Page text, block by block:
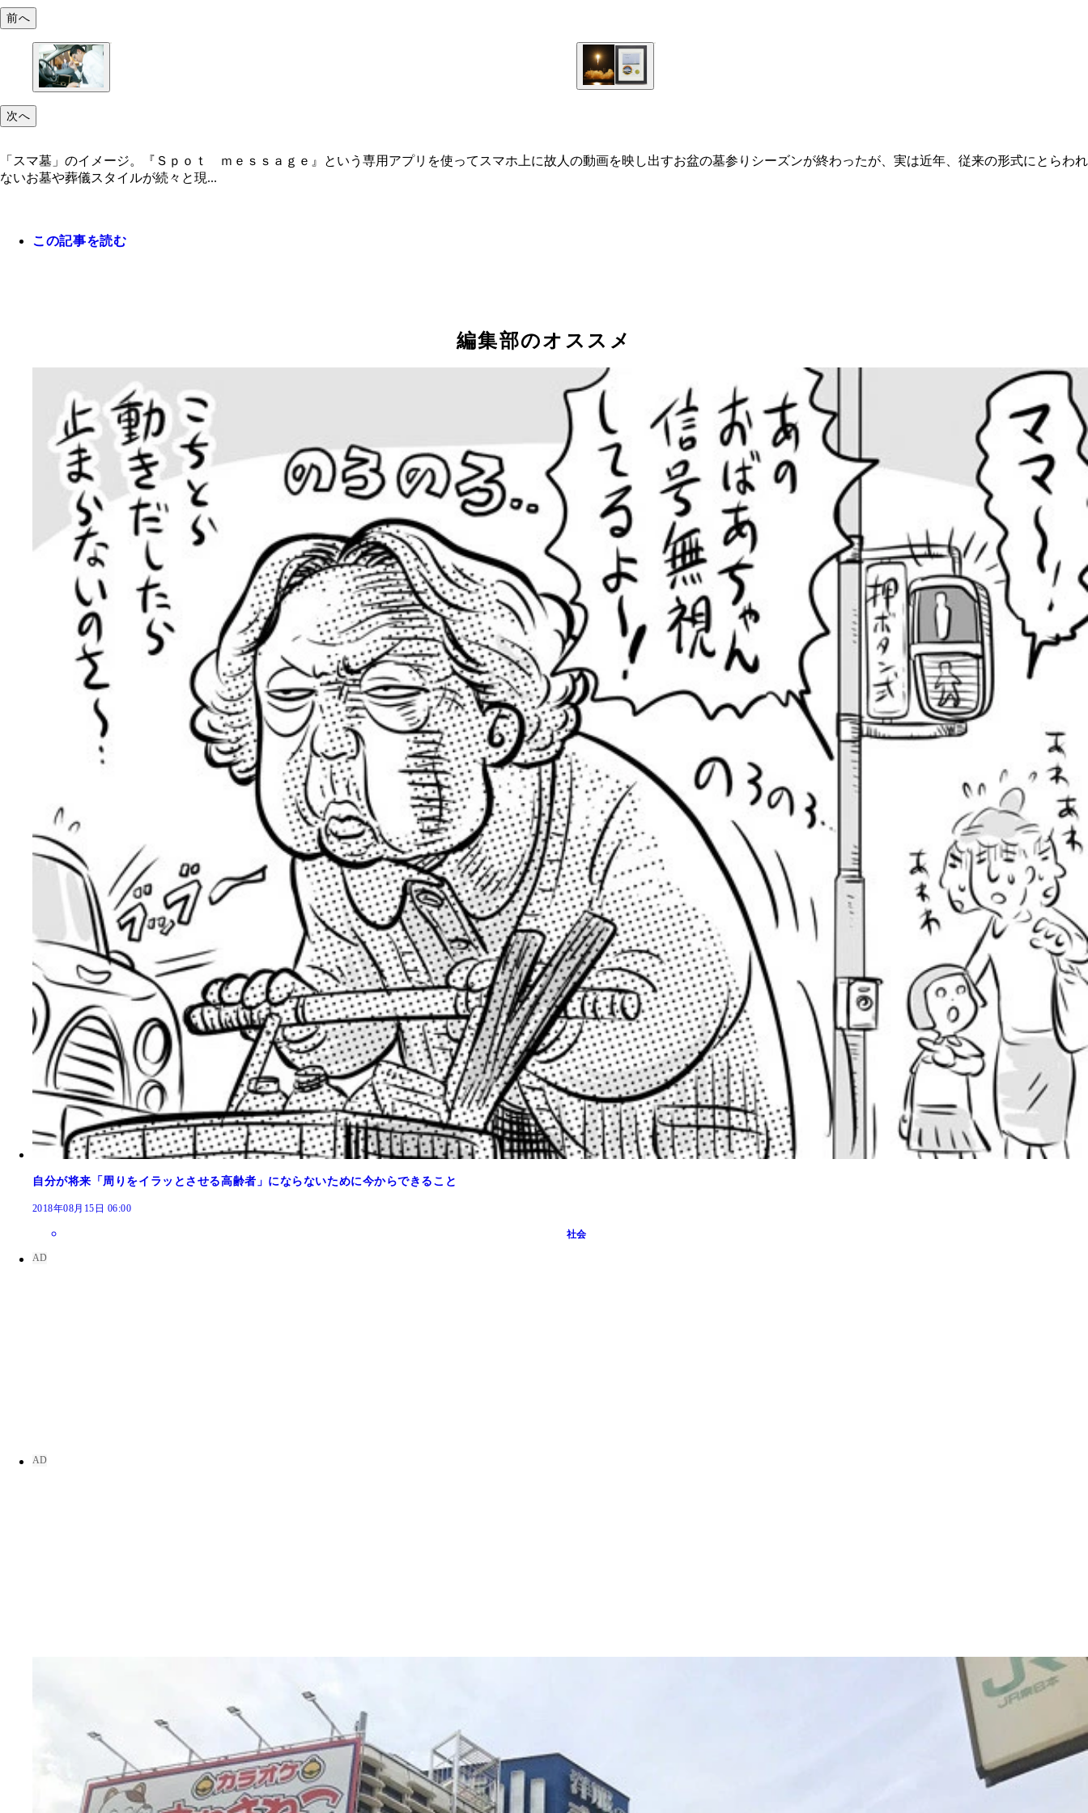
ドライブスルー型葬儀場。車で受付に行き、タブレットに電話番号を入力。焼香キットを受け取り、車内で焼香を上げる。この焼香キットを車内で回せば、同乗者全員が焼香
ることができる。焼香用の香炉は電気式だが、煙も立つ
遺骨を載せたロケットが発射された様子（左）。プランによって月、宇宙の果てなど到達点は異なる。打ち上げ証明書（右）ももらえる
前へ
次へ
「スマ墓」のイメージ。『Ｓｐｏｔ ｍｅｓｓａｇｅ』という専用アプリを使ってスマホ上に故人の動画を映し出すお盆の墓参りシーズンが終わったが、実は近年、従来の形式にとらわれ
ないお墓や葬儀スタイルが続々と現...
この記事を読む
編集部のオススメ
自分が将来「周りをイラッとさせる高齢者」にならないために今からできること
2018年08月15日 06:00
社会